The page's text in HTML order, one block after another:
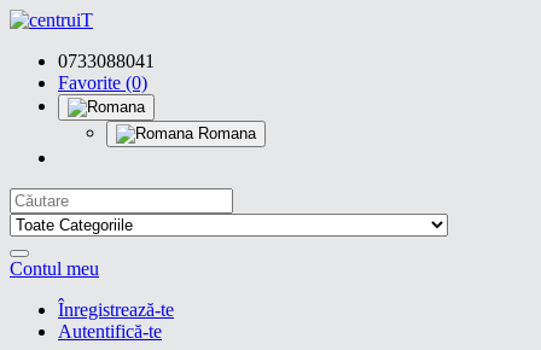
0733088041
Favorite (0)
Romana
Contul meu
Înregistrează-te
Autentifică-te